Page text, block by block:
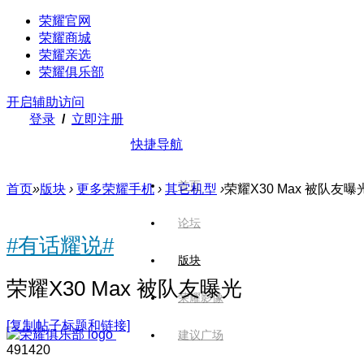
荣耀官网
荣耀商城
荣耀亲选
荣耀俱乐部
开启辅助访问
登录 / 立即注册
快捷导航
首页
论坛
版块
荣耀影像
建议广场
首页»版块 › 更多荣耀手机 › 其它机型 ›荣耀X30 Max 被队友曝
#有话耀说#
荣耀X30 Max 被队友曝光
[复制帖子标题和链接]
491420